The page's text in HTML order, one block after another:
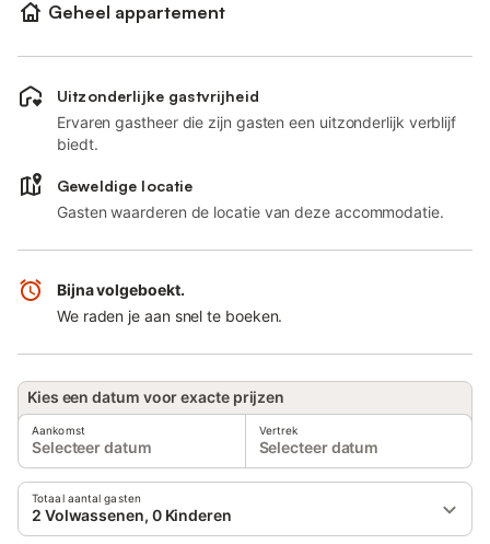
Geheel appartement
Uitzonderlijke gastvrijheid
Ervaren gastheer die zijn gasten een uitzonderlijk verblijf
biedt.
Geweldige locatie
Gasten waarderen de locatie van deze accommodatie.
Bijna volgeboekt.
We raden je aan snel te boeken.
Kies een datum voor exacte prijzen
Aankomst
Selecteer datum
Vertrek
Selecteer datum
Totaal aantal gasten
2 Volwassenen, 0 Kinderen